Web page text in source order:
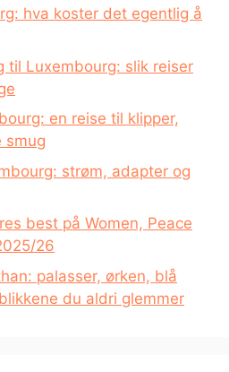
hva koster det egentlig å
til Luxembourg: slik reiser
en reise til klipper,
smug
strøm, adapter og
best på Women, Peace
26
palasser, ørken, blå
du aldri glemmer